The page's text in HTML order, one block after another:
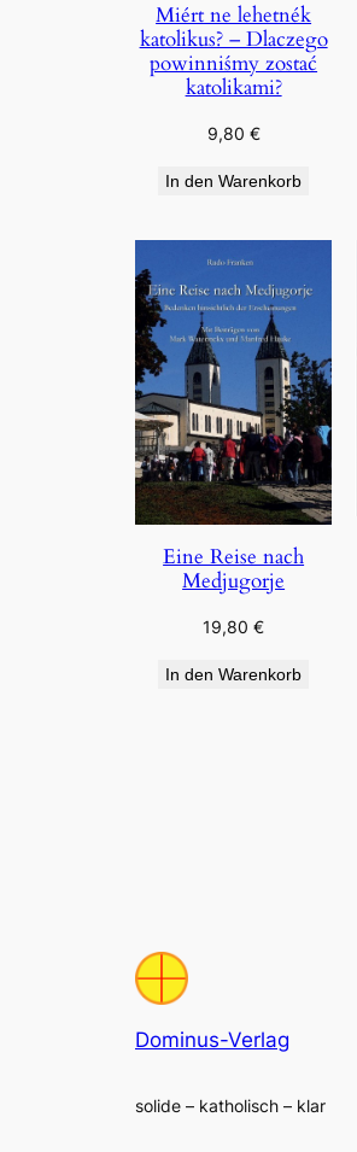
Miért ne lehetnék
katolikus? – Dlaczego
powinniśmy zostać
katolikami?
9,80 €
In den Warenkorb
Eine Reise nach
Medjugorje
19,80€
In den Warenkorb
Dominus-Verlag
solide – katholisch – klar